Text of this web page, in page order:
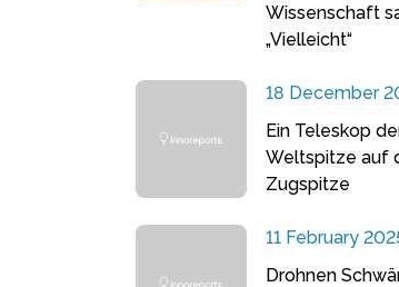
Wissenschaft
„Vielleicht“
18 December
Ein Teleskop
Weltspitze auf
Zugspitze
11 February
Drohnen